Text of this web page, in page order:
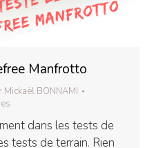
Manfrotto
Mickaël BONNAMI
dans les tests de
tests de terrain. Rien